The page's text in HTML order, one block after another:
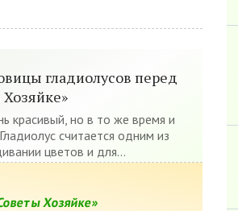
гладиолусов перед
красивый, но в то же время и
считается одним из
цветов и для...
Хозяйке»